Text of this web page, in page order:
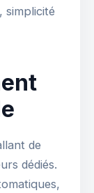
simplicité
de
dédiés.